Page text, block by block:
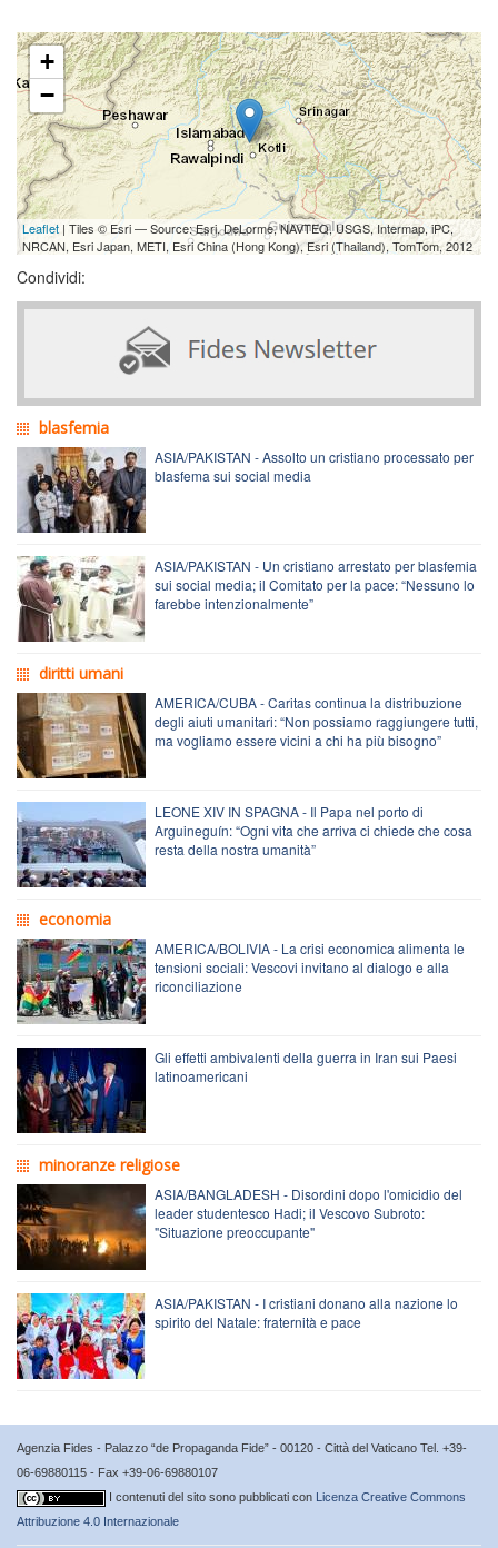
+
−
Leaflet | Tiles © Esri — Source: Esri, DeLorme, NAVTEQ, USGS, Intermap, iPC,
NRCAN, Esri Japan, METI, Esri China (Hong Kong), Esri (Thailand), TomTom, 2012
Condividi:
blasfemia
ASIA/PAKISTAN - Assolto un cristiano processato per
blasfema sui social media
ASIA/PAKISTAN - Un cristiano arrestato per blasfemia
sui social media; il Comitato per la pace: “Nessuno lo
farebbe intenzionalmente”
diritti umani
AMERICA/CUBA - Caritas continua la distribuzione
degli aiuti umanitari: “Non possiamo raggiungere tutti,
ma vogliamo essere vicini a chi ha più bisogno”
LEONE XIV IN SPAGNA - Il Papa nel porto di
Arguineguín: “Ogni vita che arriva ci chiede che cosa
resta della nostra umanità”
economia
AMERICA/BOLIVIA - La crisi economica alimenta le
tensioni sociali: Vescovi invitano al dialogo e alla
riconciliazione
Gli effetti ambivalenti della guerra in Iran sui Paesi
latinoamericani
minoranze religiose
ASIA/BANGLADESH - Disordini dopo l'omicidio del
leader studentesco Hadi; il Vescovo Subroto:
"Situazione preoccupante"
ASIA/PAKISTAN - I cristiani donano alla nazione lo
spirito del Natale: fraternità e pace
Agenzia Fides - Palazzo “de Propaganda Fide” - 00120 - Città del Vaticano Tel. +39-
06-69880115 - Fax +39-06-69880107
I contenuti del sito sono pubblicati con Licenza Creative Commons
Attribuzione 4.0 Internazionale